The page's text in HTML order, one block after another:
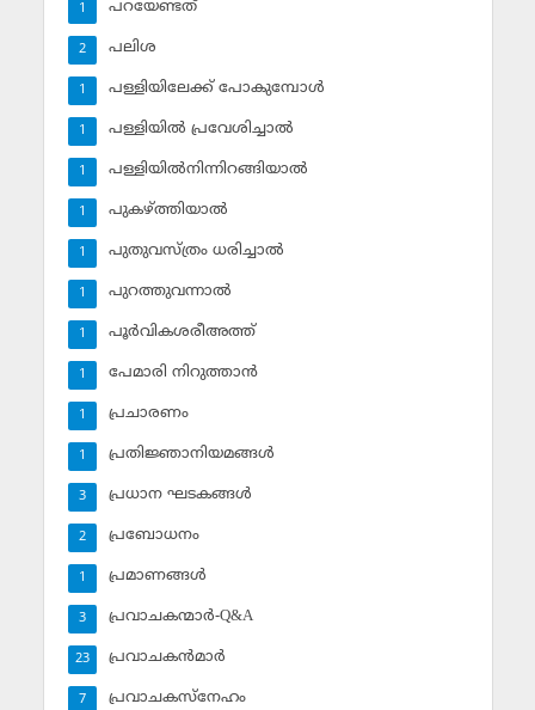
പറയേണ്ടത്
1
പലിശ
2
പള്ളിയിലേക്ക് പോകുമ്പോള്‍
1
പള്ളിയില്‍ പ്രവേശിച്ചാല്‍
1
പള്ളിയില്‍നിന്നിറങ്ങിയാല്‍
1
പുകഴ്ത്തിയാല്‍
1
പുതുവസ്ത്രം ധരിച്ചാല്‍
1
പുറത്തുവന്നാല്‍
1
പൂര്‍വികശരീഅത്ത്
1
പേമാരി നിറുത്താന്‍
1
പ്രചാരണം
1
പ്രതിജ്ഞാനിയമങ്ങള്‍
1
പ്രധാന ഘടകങ്ങള്‍
3
പ്രബോധനം
2
പ്രമാണങ്ങള്‍
1
പ്രവാചകന്മാര്‍-Q&A
3
പ്രവാചകന്‍മാര്‍
23
പ്രവാചകസ്‌നേഹം
7